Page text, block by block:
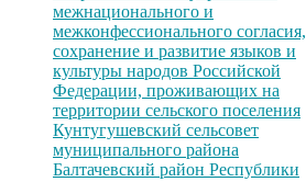
межнационального и
межконфессионального согласия,
сохранение и развитие языков и
культуры народов Российской
Федерации, проживающих на
территории сельского поселения
Кунтугушевский сельсовет
муниципального района
Балтачевский район Республики